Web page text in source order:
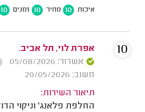
איכות 10 מחיר 10 זמנים 10
אפרת לוי, תל אביב.
אשרור: 05/08/2026
משוב: 20/05/2026
תיאור השירות:
החלפת פלאנג' וניקוי
10